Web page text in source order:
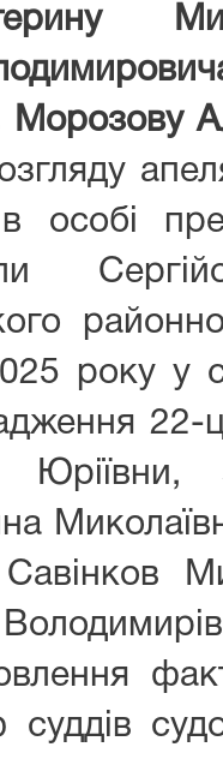
Морозову
особі
року у
Юріївни,
суддів